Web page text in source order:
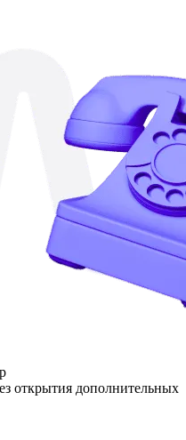
открытия дополнительных